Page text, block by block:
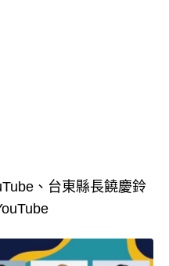
、台東縣長饒慶鈴